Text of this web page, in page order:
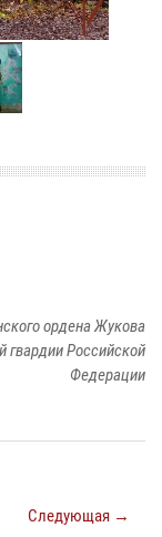
ордена Жукова
гвардии Российской
Федерации
Следующая →